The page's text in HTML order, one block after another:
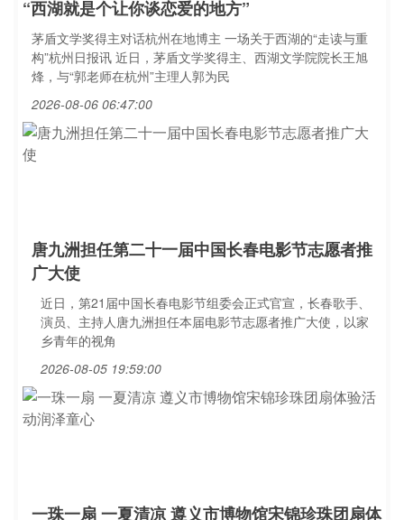
“西湖就是个让你谈恋爱的地方”
茅盾文学奖得主对话杭州在地博主 一场关于西湖的“走读与重
构”杭州日报讯 近日，茅盾文学奖得主、西湖文学院院长王旭
烽，与“郭老师在杭州”主理人郭为民
2026-08-06 06:47:00
唐九洲担任第二十一届中国长春电影节志愿者推
广大使
近日，第21届中国长春电影节组委会正式官宣，长春歌手、
演员、主持人唐九洲担任本届电影节志愿者推广大使，以家
乡青年的视角
2026-08-05 19:59:00
一珠一扇 一夏清凉 遵义市博物馆宋锦珍珠团扇体